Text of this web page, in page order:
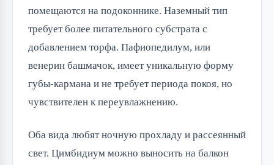
помещаются на подоконнике. Наземный тип
требует более питательного субстрата с
добавлением торфа. Пафиопедилум, или
венерин башмачок, имеет уникальную форму
губы-кармана и не требует периода покоя, но
чувствителен к переувлажнению.
Оба вида любят ночную прохладу и рассеянный
свет. Цимбидиум можно выносить на балкон